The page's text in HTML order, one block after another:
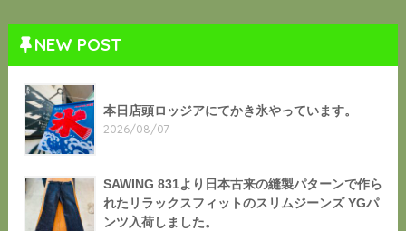
NEW POST
本日店頭ロッジアにてかき氷やっています。
2026/08/07
SAWING 831より日本古来の縫製パターンで作ら
れたリラックスフィットのスリムジーンズ YGパ
ンツ入荷しました。